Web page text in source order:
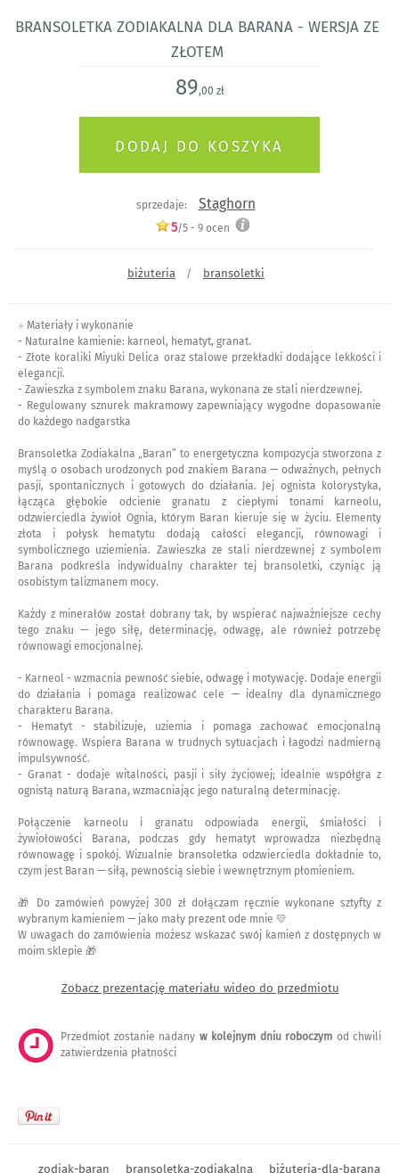
Bransoletka Zodiakalna dla Barana - wersja ze
złotem
89,00 zł
sprzedaje: Staghorn
5/5 - 9ocen
biżuteria / bransoletki
✧ Materiały i wykonanie
- Naturalne kamienie: karneol, hematyt, granat.
- Złote koraliki Miyuki Delica oraz stalowe przekładki dodające lekkości i
elegancji.
- Zawieszka z symbolem znaku Barana, wykonana ze stali nierdzewnej.
- Regulowany sznurek makramowy zapewniający wygodne dopasowanie
do każdego nadgarstka
Bransoletka Zodiakalna „Baran” to energetyczna kompozycja stworzona z
myślą o osobach urodzonych pod znakiem Barana — odważnych, pełnych
pasji, spontanicznych i gotowych do działania. Jej ognista kolorystyka,
łącząca głębokie odcienie granatu z ciepłymi tonami karneolu,
odzwierciedla żywioł Ognia, którym Baran kieruje się w życiu. Elementy
złota i połysk hematytu dodają całości elegancji, równowagi i
symbolicznego uziemienia. Zawieszka ze stali nierdzewnej z symbolem
Barana podkreśla indywidualny charakter tej bransoletki, czyniąc ją
osobistym talizmanem mocy.
Każdy z minerałów został dobrany tak, by wspierać najważniejsze cechy
tego znaku — jego siłę, determinację, odwagę, ale również potrzebę
równowagi emocjonalnej.
- Karneol - wzmacnia pewność siebie, odwagę i motywację. Dodaje energii
do działania i pomaga realizować cele — idealny dla dynamicznego
charakteru Barana.
- Hematyt - stabilizuje, uziemia i pomaga zachować emocjonalną
równowagę. Wspiera Barana w trudnych sytuacjach i łagodzi nadmierną
impulsywność.
- Granat - dodaje witalności, pasji i siły życiowej; idealnie współgra z
ognistą naturą Barana, wzmacniając jego naturalną determinację.
Połączenie karneolu i granatu odpowiada energii, śmiałości i
żywiołowości Barana, podczas gdy hematyt wprowadza niezbędną
równowagę i spokój. Wizualnie bransoletka odzwierciedla dokładnie to,
czym jest Baran — siłą, pewnością siebie i wewnętrznym płomieniem.
🎁 Do zamówień powyżej 300 zł dołączam ręcznie wykonane sztyfty z
wybranym kamieniem — jako mały prezent ode mnie 💛
W uwagach do zamówienia możesz wskazać swój kamień z dostępnych w
moim sklepie 🎁
Zobacz prezentację materiału wideo do przedmiotu
Przedmiot zostanie nadany w kolejnym dniu roboczym od chwili
zatwierdzenia płatności
zodiak-baran bransoletka-zodiakalna biżuteria-dla-barana